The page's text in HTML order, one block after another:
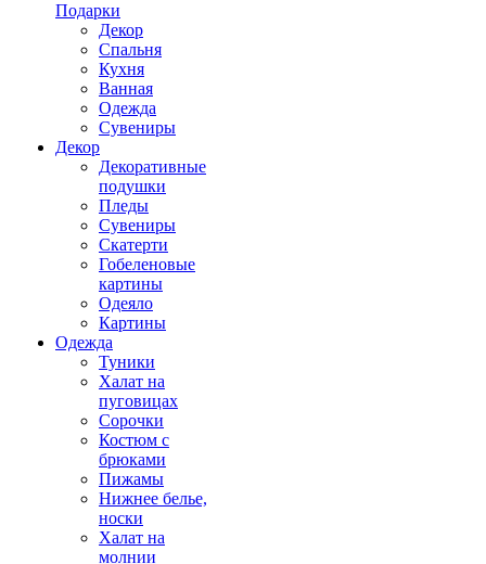
Подарки
Декор
Спальня
Кухня
Ванная
Одежда
Сувениры
Декор
Декоративные
подушки
Пледы
Сувениры
Скатерти
Гобеленовые
картины
Одеяло
Картины
Одежда
Туники
Халат на
пуговицах
Сорочки
Костюм с
брюками
Пижамы
Нижнее белье,
носки
Халат на
молнии